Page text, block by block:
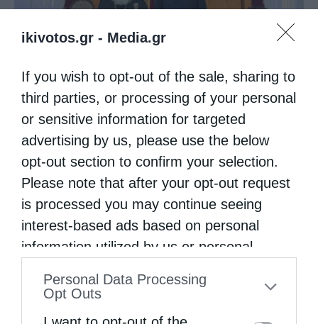
ikivotos.gr - Media.gr
If you wish to opt-out of the sale, sharing to
third parties, or processing of your personal
or sensitive information for targeted
advertising by us, please use the below
opt-out section to confirm your selection.
Please note that after your opt-out request
is processed you may continue seeing
interest-based ads based on personal
information utilized by us or personal
to your opt-out. You may separately opt-out
Personal Data Processing
Opt Outs
Ιεροσολύμων
Ισχυροί οι δεσμοί Ιερουσαλήμ και Μόσχας – Ο...